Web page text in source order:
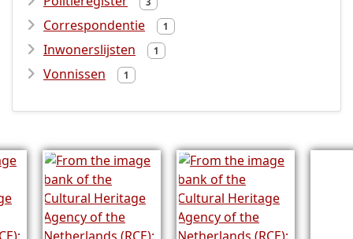
Correspondentie 1
Inwonerslijsten 1
Vonnissen 1